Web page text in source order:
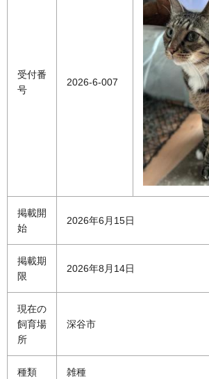
受付番
号
2026-6-007
掲載開
始
2026年6月15日
掲載期
限
2026年8月14日
現在の
飼育場
所
深谷市
種類 雑種